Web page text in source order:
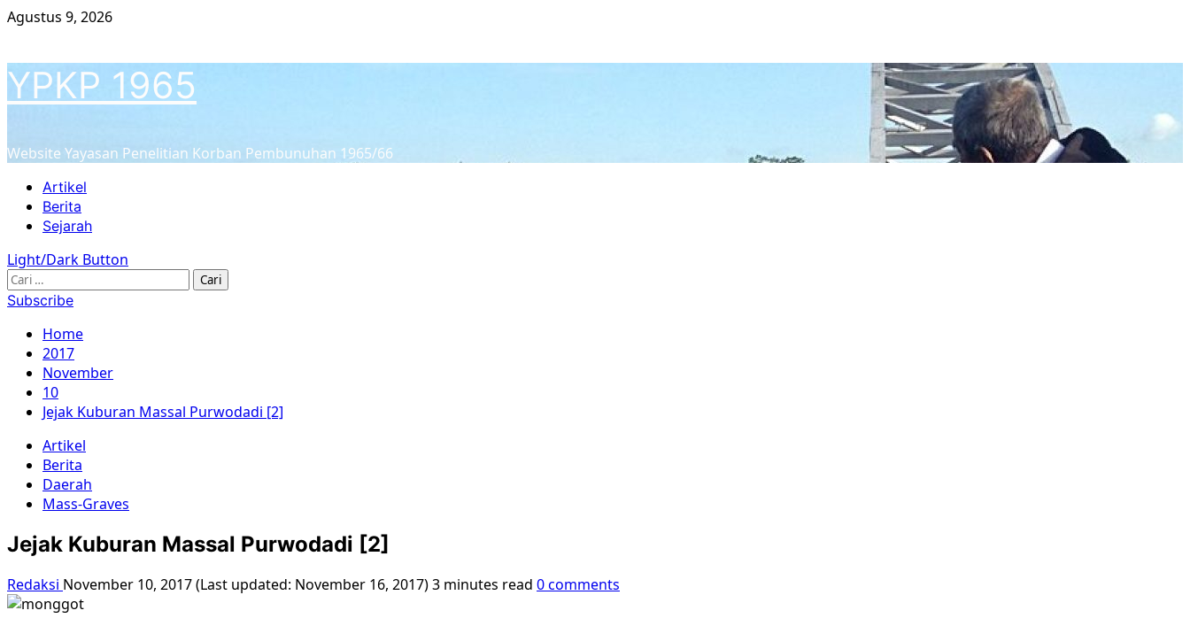
Skip
Agustus 9, 2026
YPKP 1965
Website Yayasan Penelitian Korban Pembunuhan 1965/66
Primary
Menu
Artikel
Berita
Sejarah
Light/Dark Button
Cari
untuk:
Subscribe
Home
2017
November
10
Jejak Kuburan Massal Purwodadi [2]
Artikel
Berita
Daerah
Mass-Graves
Jejak Kuburan Massal Purwodadi [2]
Redaksi November 10, 2017 (Last updated: November 16, 2017)3 minutes read 0 comments